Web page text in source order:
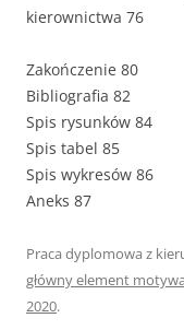
kierownictwa 76
Zakończenie 80
Bibliografia 82
Spis rysunków 84
Spis tabel 85
Spis wykresów 86
Aneks 87
Praca dyplomowa z
główny element
2020.